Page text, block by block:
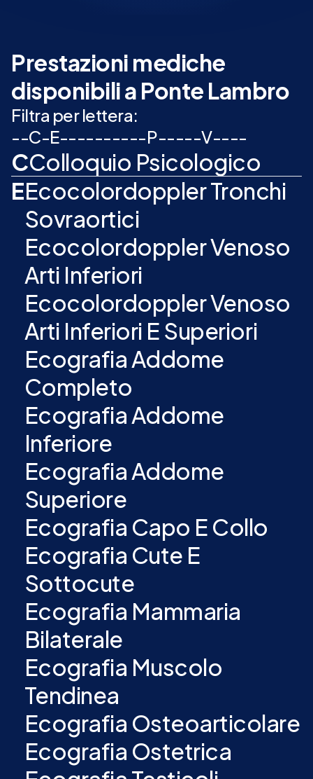
Prestazioni mediche
disponibili a Ponte Lambro
Filtra per lettera:
--C-E----------P-----V----
CColloquio Psicologico
EEcocolordoppler Tronchi
Sovraortici
Ecocolordoppler Venoso
Arti Inferiori
Ecocolordoppler Venoso
Arti Inferiori E Superiori
Ecografia Addome
Completo
Ecografia Addome
Inferiore
Ecografia Addome
Superiore
Ecografia Capo E Collo
Ecografia Cute E
Sottocute
Ecografia Mammaria
Bilaterale
Ecografia Muscolo
Tendinea
Ecografia Osteoarticolare
Ecografia Ostetrica